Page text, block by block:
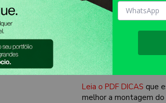
TAMANHO FINAL DO
TIPO DE IMPRESSÃO:
INFORMAÇÕES
Produto enviado
Leia o PDF DICAS que
melhor a montagem